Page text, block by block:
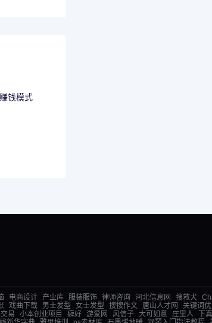
钱模式
电商设计 产业库 服装服饰 律师咨询 河北信息网 搜救犬
戏曲下载 男士发型 女士发型 搜搜作文 唐山人才网 关键词
易 小本创业项目 癖好 游爱网 风信子 大可如意 庄里人 下